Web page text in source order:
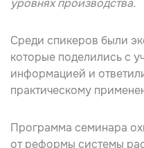
уровнях производства.
Среди спикеров были
которые поделились с
информацией и
практическому
Программа семинара
отреформы системы